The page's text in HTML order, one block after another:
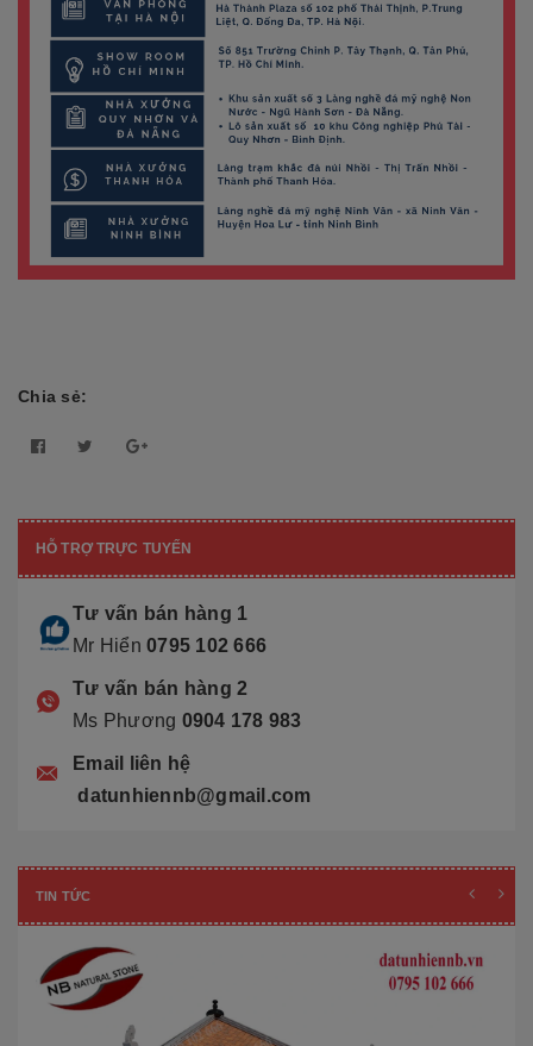
Chia sẻ:
HỖ TRỢ TRỰC TUYẾN
Tư vấn bán hàng 1
Mr Hiển 0795 102 666
Tư vấn bán hàng 2
Ms Phương 0904 178 983
Email liên hệ
datunhiennb@gmail.com
TIN TỨC